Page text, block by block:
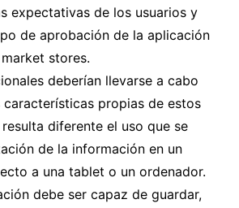
expectativas de los usuarios y
de aprobación de la aplicación
stores.
deberían llevarse a cabo
propias de estos
diferente el uso que se
de la información en un
a una tablet o un ordenador.
debe ser capaz de guardar,